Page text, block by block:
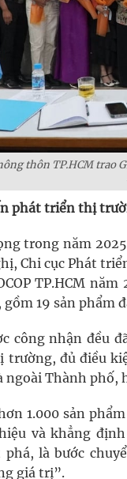
thôn TP.HCM trao
phát triển thị
trong năm
Chi cục Phát
TP.HCM
19 sản phẩm
công nhận
trường, đủ điều
ngoài Thành
1.000 sản
và khẳng
là bước
giá trị”.